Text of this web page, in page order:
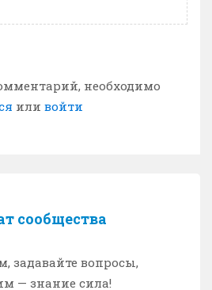
необходимо
или войти
сообщества
задавайте вопросы,
— знание сила!